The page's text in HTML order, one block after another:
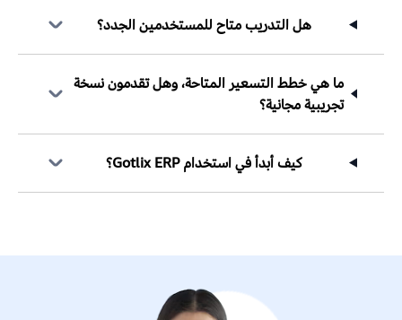
هل التدريب متاح للمستخدمين الجدد؟
ما هي خطط التسعير المتاحة، وهل تقدمون نسخة
تجريبية مجانية؟
كيف أبدأ في استخدام Gotlix ERP؟